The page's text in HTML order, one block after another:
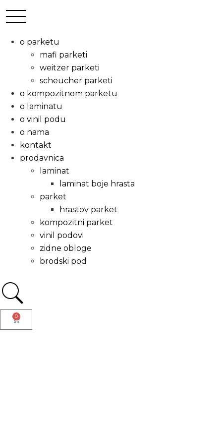
o parketu
mafi parketi
weitzer parketi
scheucher parketi
o kompozitnom parketu
o laminatu
o vinil podu
o nama
kontakt
prodavnica
laminat
laminat boje hrasta
parket
hrastov parket
kompozitni parket
vinil podovi
zidne obloge
brodski pod
0